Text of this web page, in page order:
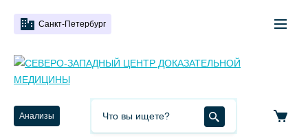
Санкт-Петербург
Анализы